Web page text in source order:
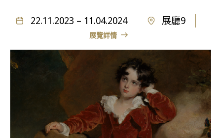
22.11.2023 – 11.04.2024 展廳9
展覽詳情